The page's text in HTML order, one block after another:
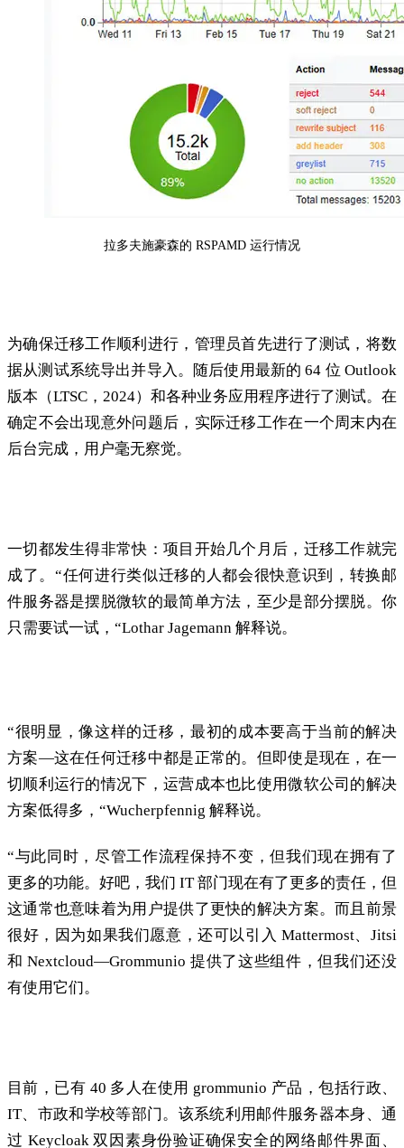
拉多夫施豪森的 RSPAMD 运行情况
为确保迁移工作顺利进行，管理员首先进行了测试，将数
据从测试系统导出并导入。随后使用最新的 64 位 Outlook
版本（LTSC，2024）和各种业务应用程序进行了测试。在
确定不会出现意外问题后，实际迁移工作在一个周末内在
后台完成，用户毫无察觉。
一切都发生得非常快：项目开始几个月后，迁移工作就完
成了。“任何进行类似迁移的人都会很快意识到，转换邮
件服务器是摆脱微软的最简单方法，至少是部分摆脱。你
只需要试一试，“Lothar Jagemann 解释说。
“很明显，像这样的迁移，最初的成本要高于当前的解决
方案—这在任何迁移中都是正常的。但即使是现在，在一
切顺利运行的情况下，运营成本也比使用微软公司的解决
方案低得多，“Wucherpfennig 解释说。
“与此同时，尽管工作流程保持不变，但我们现在拥有了
更多的功能。好吧，我们 IT 部门现在有了更多的责任，但
这通常也意味着为用户提供了更快的解决方案。而且前景
很好，因为如果我们愿意，还可以引入 Mattermost、Jitsi
和 Nextcloud—Grommunio 提供了这些组件，但我们还没
有使用它们。
目前，已有 40 多人在使用 grommunio 产品，包括行政、
IT、市政和学校等部门。该系统利用邮件服务器本身、通
过 Keycloak 双因素身份验证确保安全的网络邮件界面、